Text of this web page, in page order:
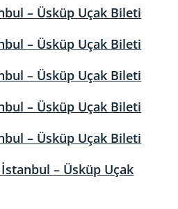
– Üsküp Uçak Bileti
– Üsküp Uçak Bileti
– Üsküp Uçak Bileti
– Üsküp Uçak Bileti
– Üsküp Uçak Bileti
– Üsküp Uçak